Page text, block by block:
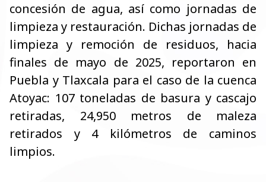
concesión de agua, así como jornadas de
limpieza y restauración. Dichas jornadas de
limpieza y remoción de residuos, hacia
finales de mayo de 2025, reportaron en
Puebla y Tlaxcala para el caso de la cuenca
Atoyac: 107 toneladas de basura y cascajo
retiradas, 24,950 metros de maleza
retirados y 4 kilómetros de caminos
limpios.